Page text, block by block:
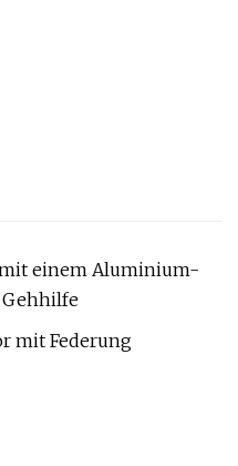
einem Aluminium-
mit Federung